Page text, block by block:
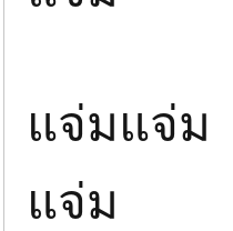
แจ่มแจ่
แ